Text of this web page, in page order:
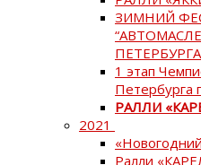
ЗИМНИЙ
1 этап
Петербурга
РАЛЛИ
2021
Ралли